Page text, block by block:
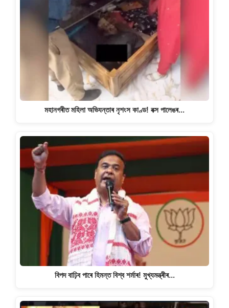
মহানগৰীত মহিলা অভিযন্তাৰ নৃশংস কাণ্ড! বক্স পালেঙৰ…
বিপদ বাঢ়িব পাৰে হিমন্ত বিশ্ব শৰ্মাৰ! মুখ্যমন্ত্ৰীৰ…